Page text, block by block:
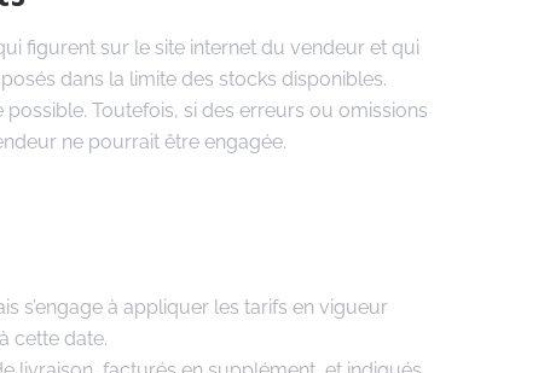
figurent sur le site internet du vendeur et qui
dans la limite des stocks disponibles.
Toutefois, si des erreurs ou omissions
ne pourrait être engagée.
s’engage à appliquer les tarifs en vigueur
cette date.